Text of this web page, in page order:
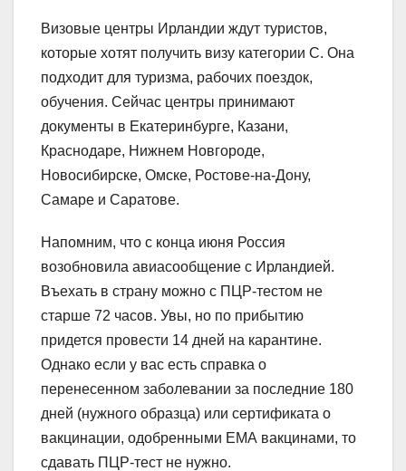
Визовые центры Ирландии ждут туристов,
которые хотят получить визу категории С. Она
подходит для туризма, рабочих поездок,
обучения. Сейчас центры принимают
документы в Екатеринбурге, Казани,
Краснодаре, Нижнем Новгороде,
Новосибирске, Омске, Ростове-на-Дону,
Самаре и Саратове.
Напомним, что с конца июня Россия
возобновила авиасообщение с Ирландией.
Въехать в страну можно с ПЦР-тестом не
старше 72 часов. Увы, но по прибытию
придется провести 14 дней на карантине.
Однако если у вас есть справка о
перенесенном заболевании за последние 180
дней (нужного образца) или сертификата о
вакцинации, одобренными ЕМА вакцинами, то
сдавать ПЦР-тест не нужно.